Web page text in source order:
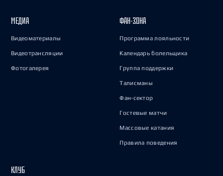
МЕДИА
Видеоматериалы
Видеотрансляции
Фотогалерея
ФАН-ЗОНА
Программа лояльности
Календарь болельщика
Группа поддержки
Талисманы
Фан-сектор
Гостевые матчи
Массовые катания
Правила поведения
КЛУБ